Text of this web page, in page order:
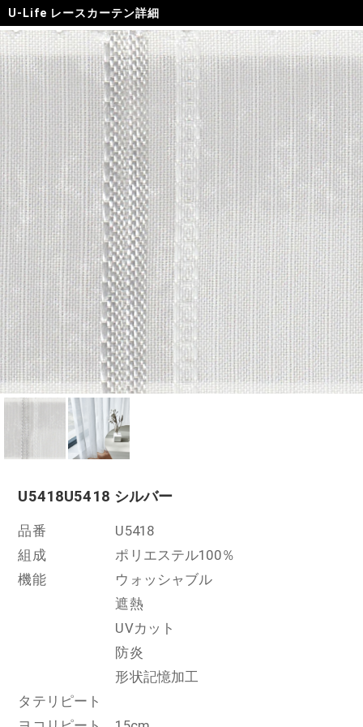
U-Life レースカーテン詳細
U5418U5418 シルバー
品番
U5418
組成
ポリエステル100％
機能
ウォッシャブル
遮熱
UVカット
防炎
形状記憶加工
タテリピート